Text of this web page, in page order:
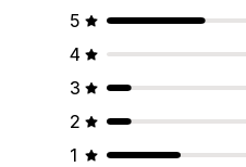
5
4
3
2
1